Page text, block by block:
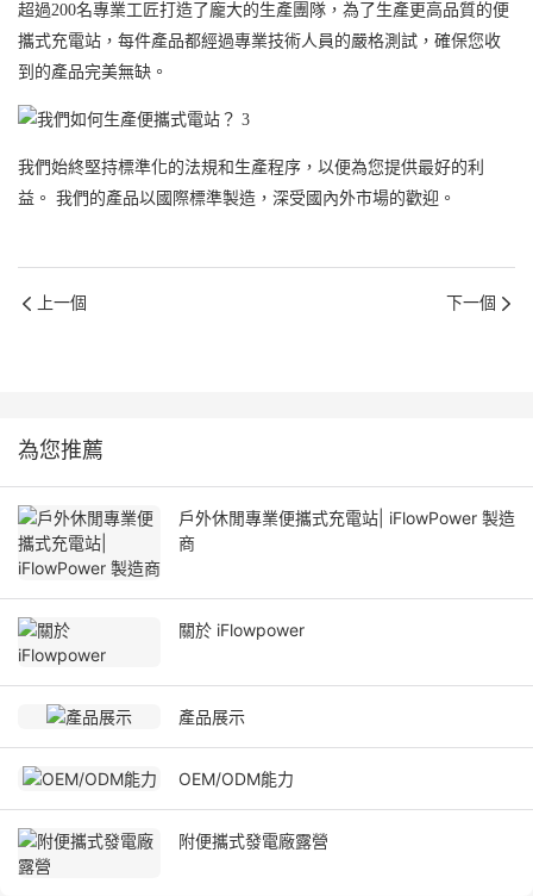
超過200名專業工匠打造了龐大的生產團隊，為了生產更高品質的便
攜式充電站，每件產品都經過專業技術人員的嚴格測試，確保您收
到的產品完美無缺。
我們始終堅持標準化的法規和生產程序，以便為您提供最好的利
益。 我們的產品以國際標準製造，深受國內外市場的歡迎。
上一個 下一個
為您推薦
戶外休閒專業便攜式充電站| iFlowPower 製造
商
關於 iFlowpower
產品展示
OEM/ODM能力
附便攜式發電廠露營